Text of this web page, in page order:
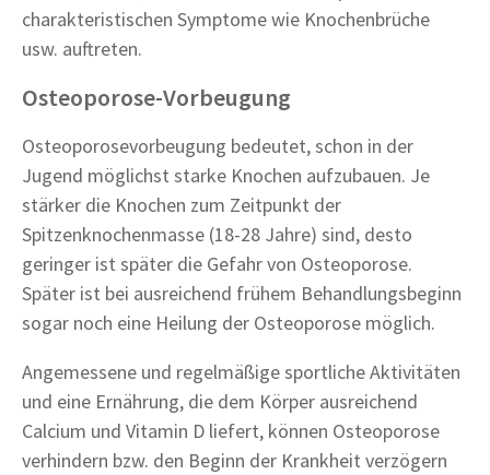
charakteristischen Symptome wie Knochenbrüche
usw. auftreten.
Osteoporose-Vorbeugung
Osteoporosevorbeugung bedeutet, schon in der
Jugend möglichst starke Knochen aufzubauen. Je
stärker die Knochen zum Zeitpunkt der
Spitzenknochenmasse (18-28 Jahre) sind, desto
geringer ist später die Gefahr von Osteoporose.
Später ist bei ausreichend frühem Behandlungsbeginn
sogar noch eine Heilung der Osteoporose möglich.
Angemessene und regelmäßige sportliche Aktivitäten
und eine Ernährung, die dem Körper ausreichend
Calcium und Vitamin D liefert, können Osteoporose
verhindern bzw. den Beginn der Krankheit verzögern